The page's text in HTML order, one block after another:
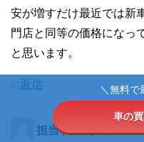
安が増すだけ最近では新
門店と同等の価格になっ
と思います。
返信
担当 内林 より:
＼無料で
車の